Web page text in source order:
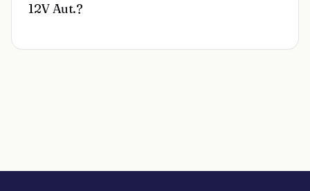
12V Aut.?